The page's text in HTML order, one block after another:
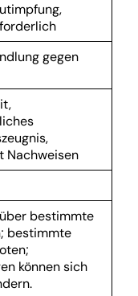
gegen
Nachweisen
bestimmte
bestimmte
können sich